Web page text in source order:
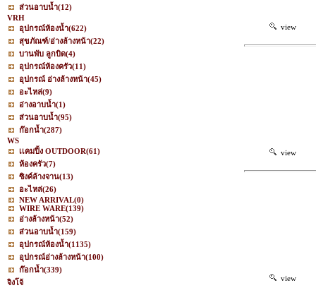
ส่วนอาบน้ำ(12)
VRH
อุปกรณ์ห้องน้ำ(622)
สุขภัณฑ์/อ่างล้างหน้า(22)
บานพับ ลูกบิด(4)
อุปกรณ์ห้องครัว(11)
อุปกรณ์ อ่างล้างหน้า(45)
อะไหล่(9)
อ่างอาบน้ำ(1)
ส่วนอาบน้ำ(95)
ก๊อกน้ำ(287)
WS
เเคมปิ้ง OUTDOOR(61)
ห้องครัว(7)
ซิงค์ล้างจาน(13)
อะไหล่(26)
NEW ARRIVAL(0)
WIRE WARE(139)
อ่างล้างหน้า(52)
ส่วนอาบน้ำ(159)
อุปกรณ์ห้องน้ำ(1135)
อุปกรณ์อ่างล้างหน้า(100)
ก๊อกน้ำ(339)
จิงโจ้
view
view
view